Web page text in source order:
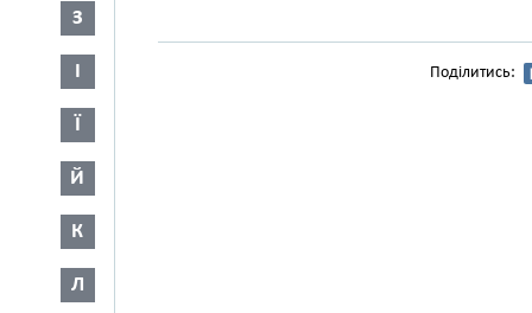
З
І
Ї
Й
К
Л
Поділитись: